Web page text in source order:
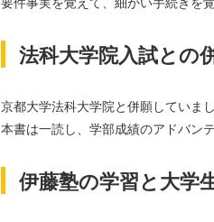
法科大学院入試との
京都大学法科大学院と併願していま
本書は一読し、学部成績のアドバン
伊藤塾の学習と大学